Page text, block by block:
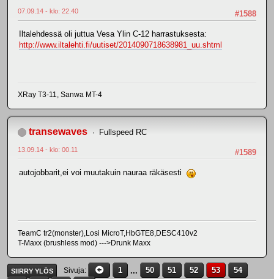
#1588
07.09.14 - klo: 22.40
Iltalehdessä oli juttua Vesa Ylin C-12 harrastuksesta:
http://www.iltalehti.fi/uutiset/2014090718638981_uu.shtml
XRay T3-11, Sanwa MT-4
transewaves Fullspeed RC
#1589
13.09.14 - klo: 00.11
autojobbarit,ei voi muutakuin nauraa räkäsesti
TeamC tr2(monster),Losi MicroT,HbGTE8,DESC410v2
T-Maxx (brushless mod) --->Drunk Maxx
SIIRRY YLÖS Sivuja 1 ... 50 51 52 53 54